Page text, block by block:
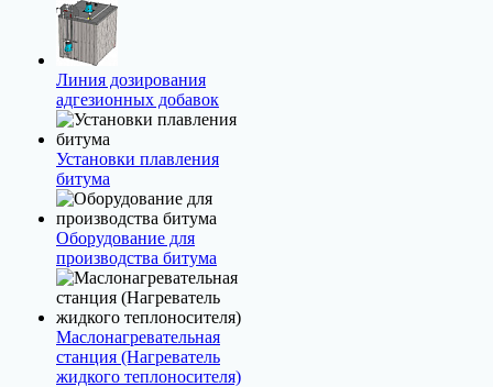
Линия дозирования
адгезионных добавок
Установки плавления
битума
Оборудование для
производства битума
Маслонагревательная
станция (Нагреватель
жидкого теплоносителя)